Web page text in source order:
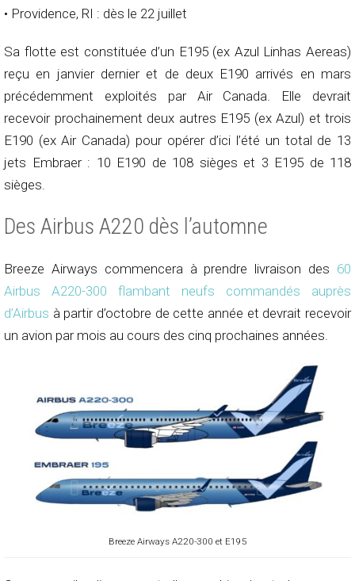
• Providence, RI : dès le 22 juillet
Sa flotte est constituée d’un E195 (ex Azul Linhas Aereas)
reçu en janvier dernier et de deux E190 arrivés en mars
précédemment exploités par Air Canada. Elle devrait
recevoir prochainement deux autres E195 (ex Azul) et trois
E190 (ex Air Canada) pour opérer d’ici l’été un total de 13
jets Embraer : 10 E190 de 108 sièges et 3 E195 de 118
sièges.
Des Airbus A220 dès l’automne
Breeze Airways commencera à prendre livraison des 60
Airbus A220-300 flambant neufs commandés auprès
d’Airbus à partir d’octobre de cette année et devrait recevoir
un avion par mois au cours des cinq prochaines années.
Breeze Airways A220-300 et E195